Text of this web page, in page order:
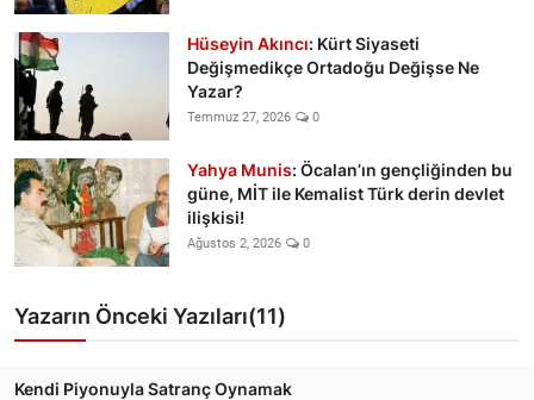
Hüseyin Akıncı: Kürt Siyaseti
Değişmedikçe Ortadoğu Değişse Ne
Yazar?
Temmuz 27, 2026 0
Yahya Munis: Öcalan’ın gençliğinden bu
güne, MİT ile Kemalist Türk derin devlet
ilişkisi!
Ağustos 2, 2026 0
Yazarın Önceki Yazıları(11)
Kendi Piyonuyla Satranç Oynamak